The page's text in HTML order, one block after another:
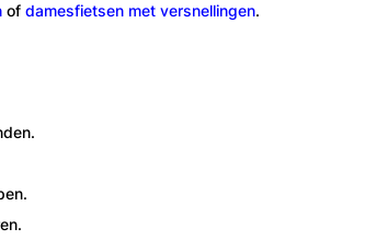
of damesfietsen met versnellingen.